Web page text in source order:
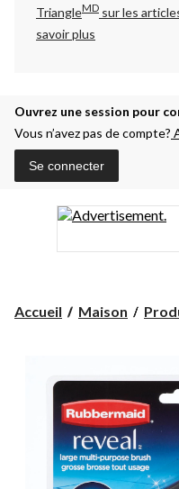
TriangleMD sur les
savoir plus
Ouvrez une session pour
Vous n’avez pas de compte?
Se connecter
Accueil Maison